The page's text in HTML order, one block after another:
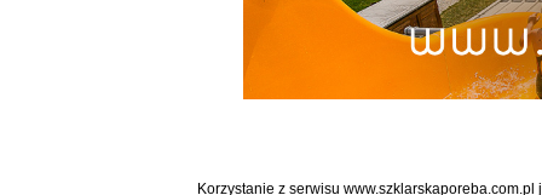
Korzystanie z serwisu